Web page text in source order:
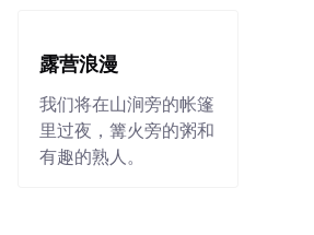
露营浪漫
我们将在山涧旁的帐篷
里过夜，篝火旁的粥和
有趣的熟人。